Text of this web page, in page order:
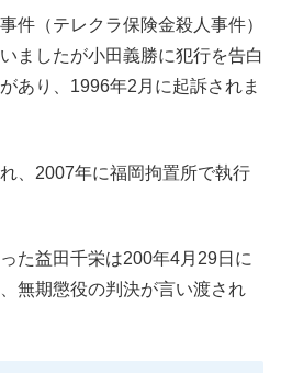
件（テレクラ保険金殺人事件）
ましたが小田義勝に犯行を告白
あり、1996年2月に起訴されま
、2007年に福岡拘置所で執行
た益田千栄は200年4月29日に
無期懲役の判決が言い渡され